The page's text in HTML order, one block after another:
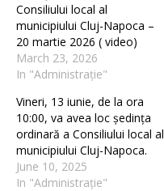
Consiliului local al
municipiului Cluj-Napoca –
20 martie 2026 ( video)
March 23, 2026
In "Administrație"
Vineri, 13 iunie, de la ora
10:00, va avea loc ședința
ordinară a Consiliului local al
municipiului Cluj-Napoca.
June 10, 2025
In "Administrație"